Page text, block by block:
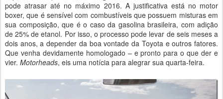
pode atrasar até no máximo 2016. A justificativa está no motor
boxer, que é sensível com combustíveis que possuem misturas em
sua composição, que é o caso da gasolina brasileira, com adição
de 25% de etanol. Por isso, o processo pode levar de seis meses a
dois anos, a depender da boa vontade da Toyota e outros fatores.
Que venha devidamente homologado – e pronto para o que der e
vier. Motorheads, eis uma notícia para alegrar sua quarta-feira.